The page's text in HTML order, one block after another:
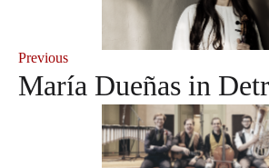
Previous
María Dueñas in